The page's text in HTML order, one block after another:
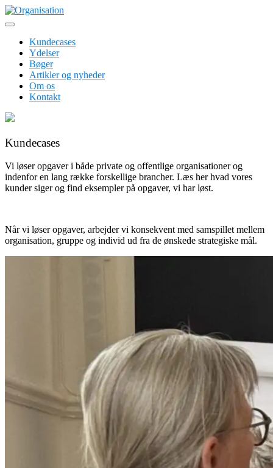
Skip
to
Organisation
Kundecases
Ydelser
Bøger
Artikler og nyheder
Om os
Kontakt
Kundecases
Vi løser opgaver i både private og offentlige organisationer og
indenfor en lang række forskellige brancher. Læs her hvad vores
kunder siger og find eksempler på opgaver, vi har løst.
Når vi løser opgaver, arbejder vi konsekvent med samspillet mellem
organisation, gruppe og individ ud fra de ønskede strategiske mål.